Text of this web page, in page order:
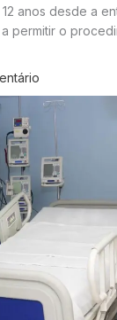
anos desde a
permitir o